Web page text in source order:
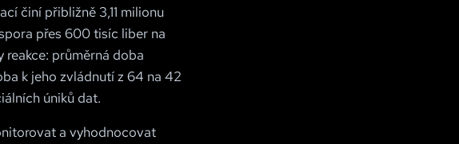
činí přibližně 3,11 milionu
přes 600 tisíc liber na
průměrná doba
k jeho zvládnutí z 64 na 42
úniků dat.
a vyhodnocovat